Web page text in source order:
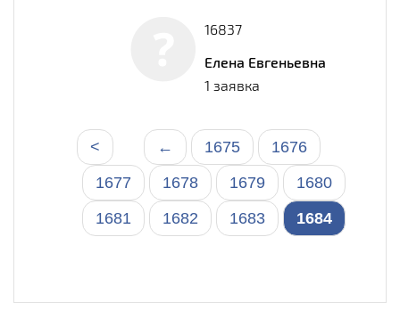
16837
Елена Евгеньевна
1 заявка
←
< 1675
1676
1677
1678 1679
1680
1681
1682 1683 1684